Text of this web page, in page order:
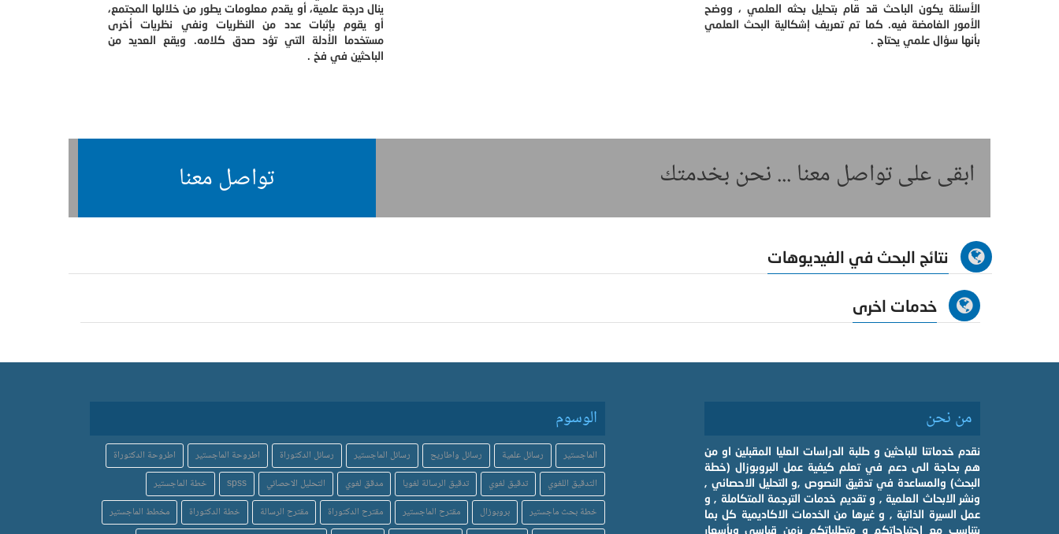
الأسئلة يكون الباحث قد قام بتحليل بحثه العلمي ، ووضح
الأمور الغامضة فيه. كما تم تعريف إشكالية البحث العلمي
بأنها سؤال علمي يحتاج .
ينال درجة علمية، أو يقدم معلومات يطور من خلالها المجتمع،
أو يقوم بإثبات عدد من النظريات ونفي نظريات أخرى
مستخدما الأدلة التي تؤد صدق كلامه. ويقع العديد من
الباحثين في فخ .
ابقى على تواصل معنا ... نحن بخدمتك تواصل معنا
نتائج البحث في الفيديوهات
خدمات اخرى
من نحن
نقدم خدماتنا للباحثين و طلبة الدراسات العليا المقبلين او من
هم بحاجة الى دعم في تعلم كيفية عمل البروبوزال (خطة
البحث) والمساعدة في تدقيق النصوص ,و التحليل الاحصائي ,
ونشر الابحاث العلمية , و تقديم خدمات الترجمة المتكاملة , و
عمل السيرة الذاتية , و غيرها من الخدمات الاكاديمية كل بما
يتناسب مع احتياجاتكم و متطلباتكم بزمن قياسي وبأسعار
الوسوم
الماجستير رسائل علمية رسائل واطاريح رسائل الماجستير رسائل الدكتوراة اطروحة الماجستير
اطروحة الدكتوراة
التدقيق اللغوي
تدقيق لغوي تدقيق الرسالة لغويا مدقق لغوي التحليل الاحصائي spss
خطة الماجستير
خطة بحث ماجستير
بروبوزال مقترح الماجستير مقترح الدكتوراة مقترح الرسالة خطة الدكتوراة
مخطط الماجستير